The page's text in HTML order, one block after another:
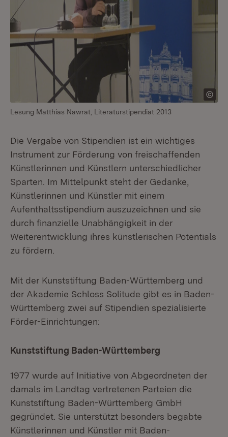
Lesung Matthias Nawrat, Literaturstipendiat 2013
Die Vergabe von Stipendien ist ein wichtiges
Instrument zur Förderung von freischaffenden
Künstlerinnen und Künstlern unterschiedlicher
Sparten. Im Mittelpunkt steht der Gedanke,
Künstlerinnen und Künstler mit einem
Aufenthaltsstipendium auszuzeichnen und sie
durch finanzielle Unabhängigkeit in der
Weiterentwicklung ihres künstlerischen Potentials
zu fördern.
Mit der Kunststiftung Baden-Württemberg und
der Akademie Schloss Solitude gibt es in Baden-
Württemberg zwei auf Stipendien spezialisierte
Förder-Einrichtungen:
Kunststiftung Baden-Württemberg
1977 wurde auf Initiative von Abgeordneten der
damals im Landtag vertretenen Parteien die
Kunststiftung Baden-Württemberg GmbH
gegründet. Sie unterstützt besonders begabte
Künstlerinnen und Künstler mit Baden-